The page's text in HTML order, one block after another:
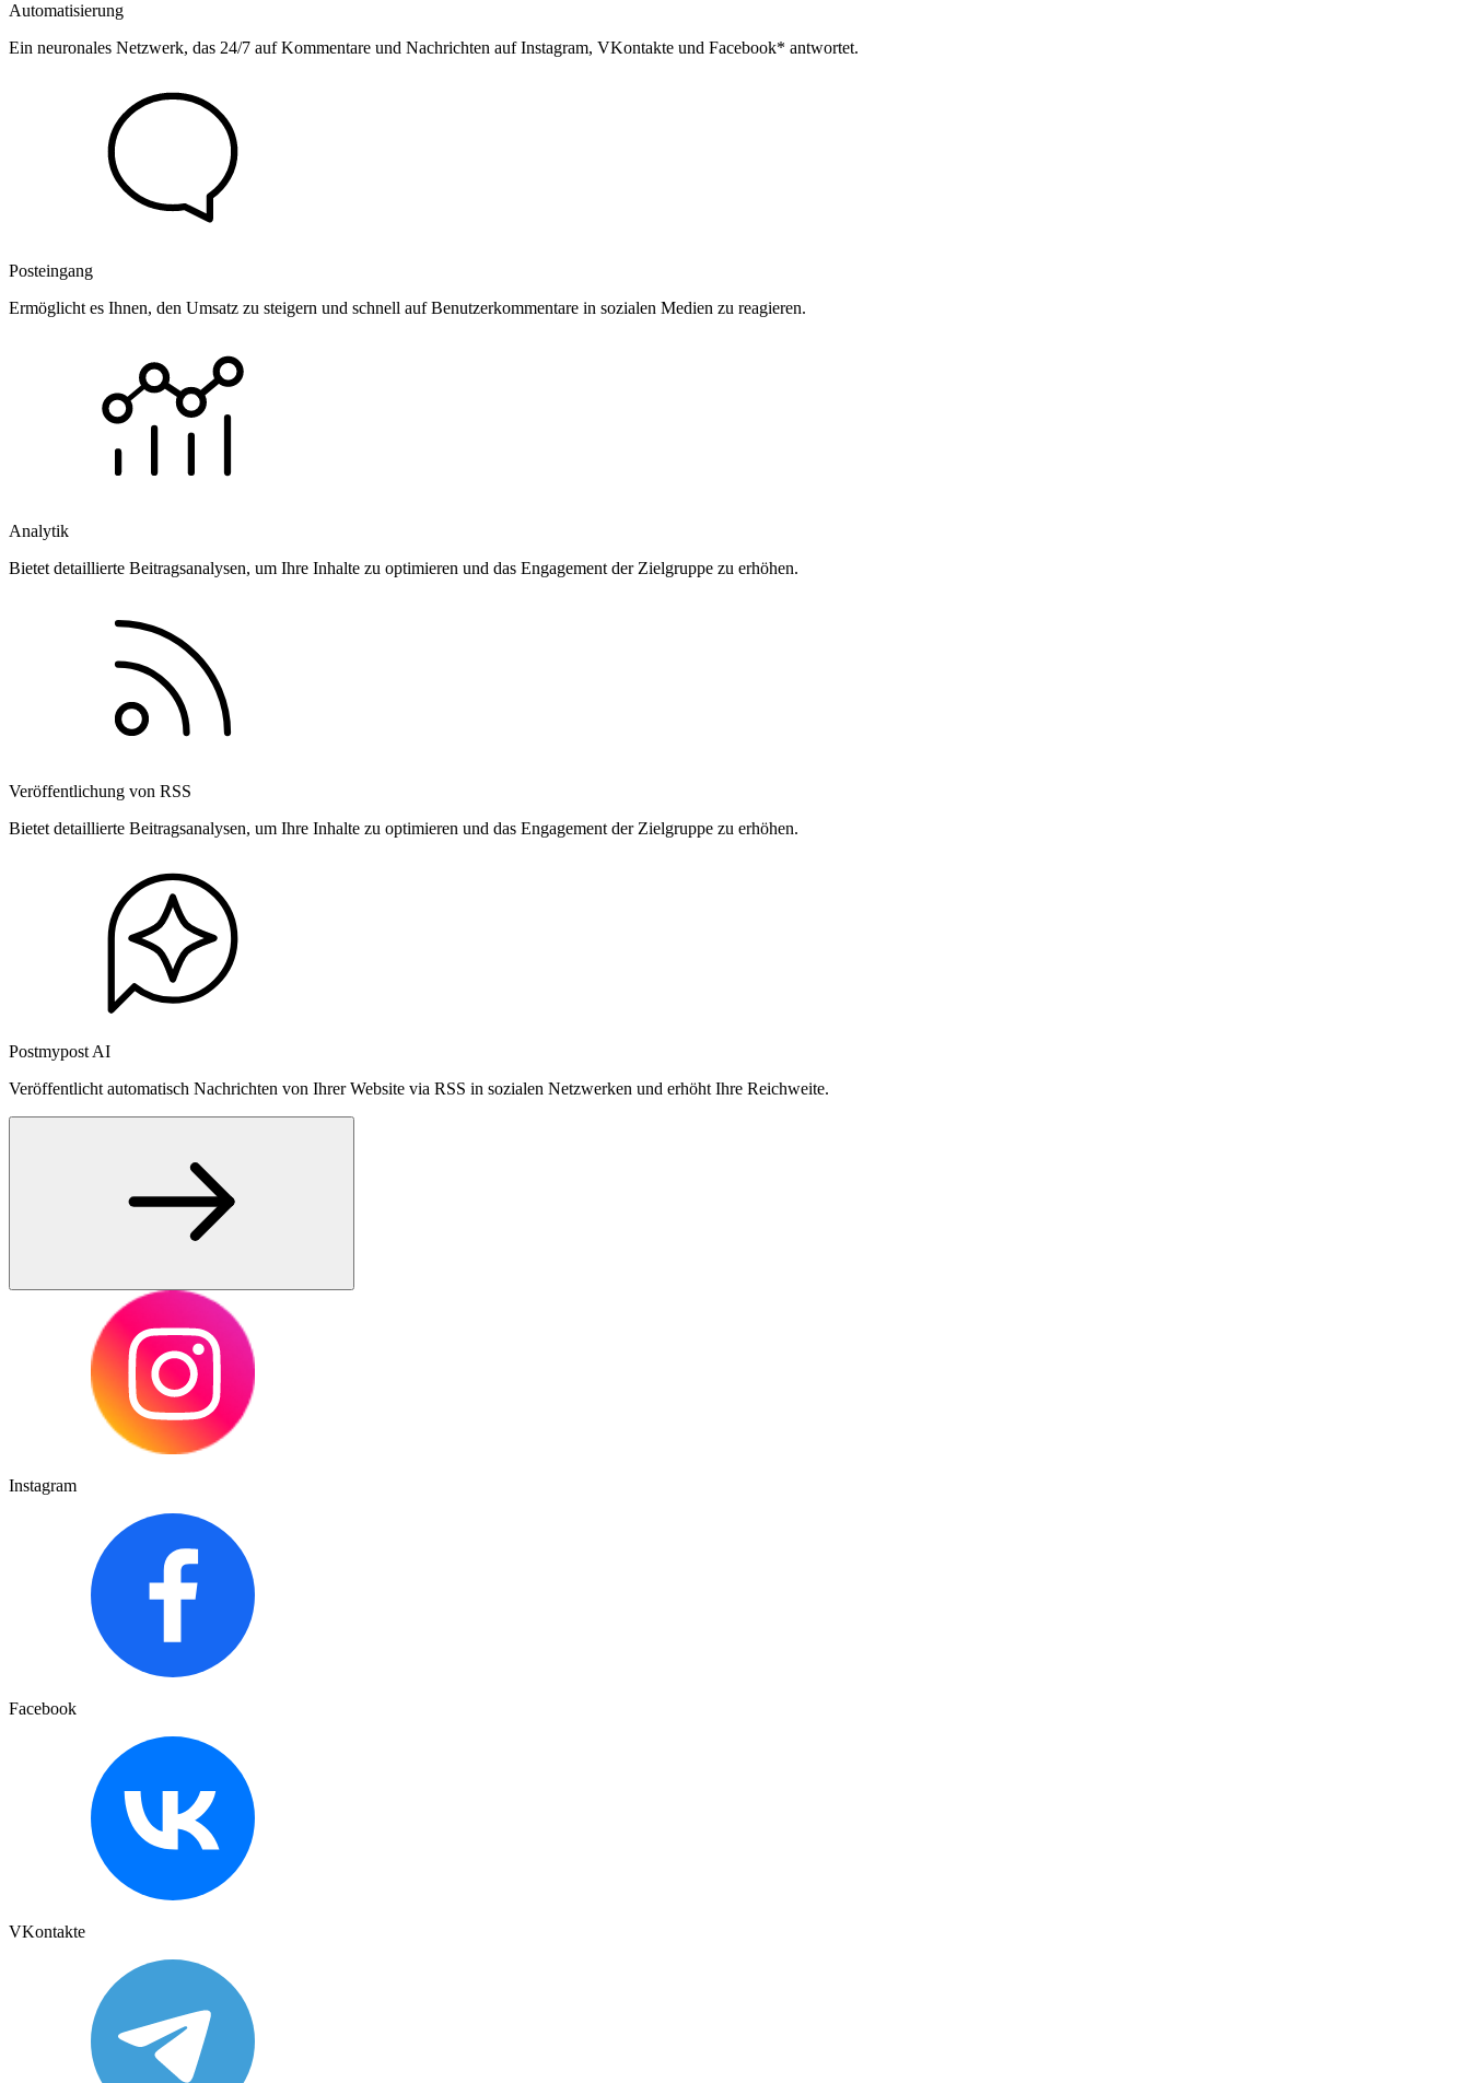
Automatisierung
Ein neuronales Netzwerk, das 24/7 auf Kommentare und Nachrichten auf Instagram, VKontakte und Facebook* antwortet.
Posteingang
Ermöglicht es Ihnen, den Umsatz zu steigern und schnell auf Benutzerkommentare in sozialen Medien zu reagieren.
Analytik
Bietet detaillierte Beitragsanalysen, um Ihre Inhalte zu optimieren und das Engagement der Zielgruppe zu erhöhen.
Veröffentlichung von RSS
Bietet detaillierte Beitragsanalysen, um Ihre Inhalte zu optimieren und das Engagement der Zielgruppe zu erhöhen.
Postmypost AI
Veröffentlicht automatisch Nachrichten von Ihrer Website via RSS in sozialen Netzwerken und erhöht Ihre Reichweite.
Instagram
Facebook
VKontakte